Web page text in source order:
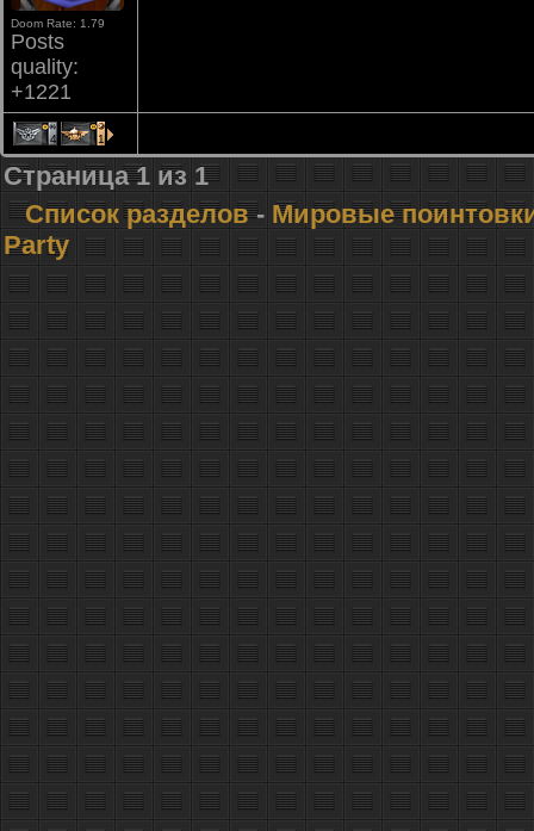
Doom Rate: 1.79
Posts
quality:
+1221
4 1
Страница1 из 1
Список разделов- Мировые
Party